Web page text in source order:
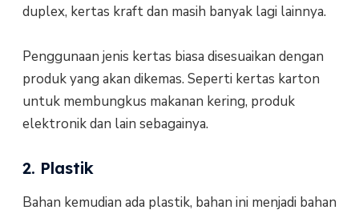
duplex, kertas kraft dan masih banyak lagi lainnya.
Penggunaan jenis kertas biasa disesuaikan dengan
produk yang akan dikemas. Seperti kertas karton
untuk membungkus makanan kering, produk
elektronik dan lain sebagainya.
2. Plastik
Bahan kemudian ada plastik, bahan ini menjadi bahan